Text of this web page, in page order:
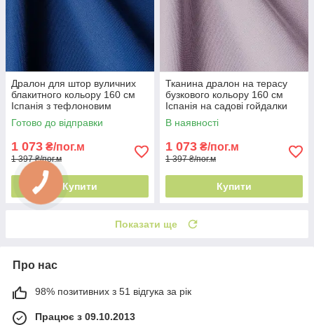
Дралон для штор вуличних
блакитного кольору 160 см
Іспанія з тефлоновим
просоченням
Готово до відправки
1 073 ₴/пог.м
1 397 ₴/пог.м
Купити
Тканина дралон на терасу
бузкового кольору 160 см
Іспанія на садові гойдалки
В наявності
1 073 ₴/пог.м
1 397 ₴/пог.м
Купити
Показати ще
Про нас
98% позитивних з 51 відгука за рік
Працює з 09.10.2013